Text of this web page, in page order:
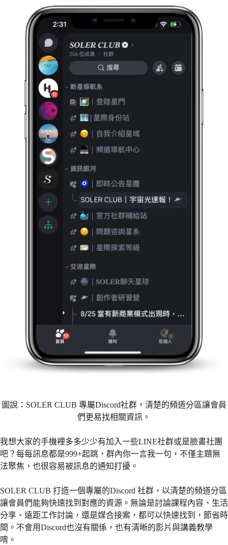
圖說：SOLER CLUB 專屬Discord社群，清楚的頻道分區讓會員
們更易找相關資訊。
我想大家的手機裡多多少少有加入一些LINE社群或是臉書社團
吧？每每訊息都是999+起跳，群內你一言我一句，不僅主題無
法聚焦，也很容易被訊息的通知打擾。
SOLER CLUB 打造一個專屬的Discord 社群，以清楚的頻道分區
讓會員們能夠快速找到對應的資源。無論是討論課程內容、生活
分享、遠距工作討論，還是媒合接案，都可以快速找到，節省時
間。不會用Discord也沒有關係，也有清晰的影片與講義教學
唷。